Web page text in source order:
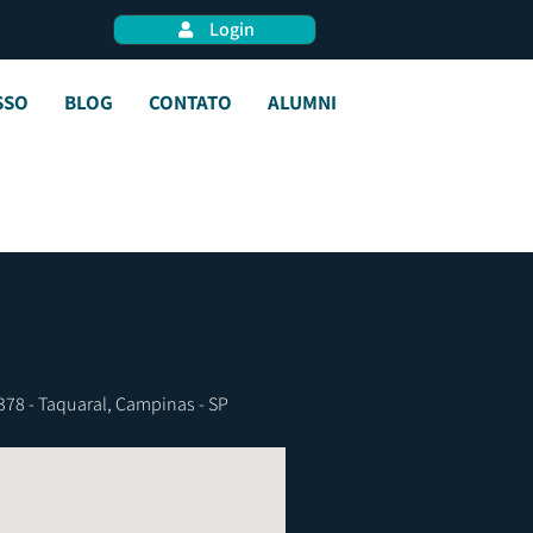
Login
BLOG CONTATO ALUMNI
- Taquaral, Campinas - SP